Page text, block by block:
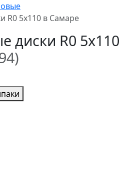
R0 5x110 в Самаре
диски R0 5x110